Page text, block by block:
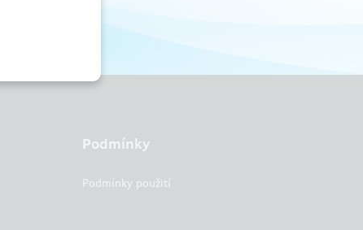
Podmínky
Podmínky použití